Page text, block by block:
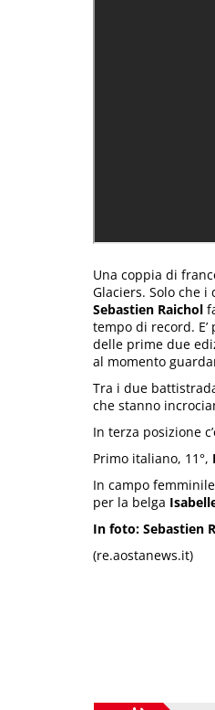
Una coppia di
Glaciers. Solo che
Sebastien Raichol
tempo di record.
delle prime due
al momento
Tra i due
che stanno
In terza posizione
Primo italiano, 11°,
In campo
per la belga
In foto: Sebastien
(re.aostanews.it)